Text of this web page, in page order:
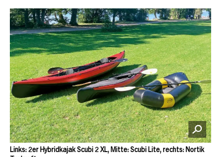
Links: 2er Hybridkajak Scubi 2 XL, Mitte: Scubi Lite, rechts: Nortik